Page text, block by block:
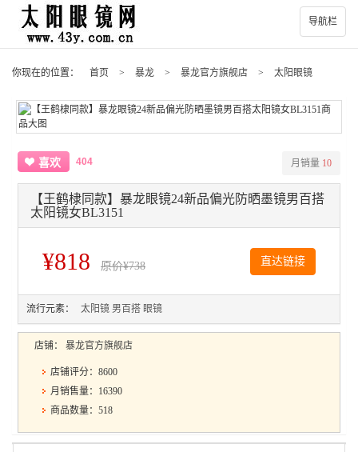
导航栏
你现在的位置： 首页 > 暴龙 > 暴龙官方旗舰店 > 太阳眼镜
喜欢 404 月销量 10
【王鹤棣同款】暴龙眼镜24新品偏光防晒墨镜男百搭
太阳镜女BL3151
¥818 原价¥738 直达链接
流行元素： 太阳镜 男百搭 眼镜
店铺： 暴龙官方旗舰店
店铺评分：8600
月销售量：16390
商品数量：518